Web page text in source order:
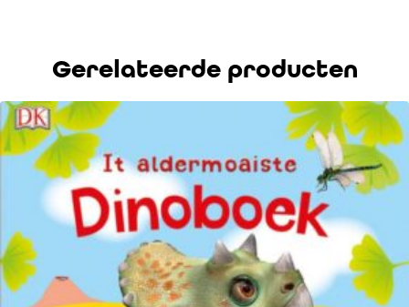
Gerelateerde producten